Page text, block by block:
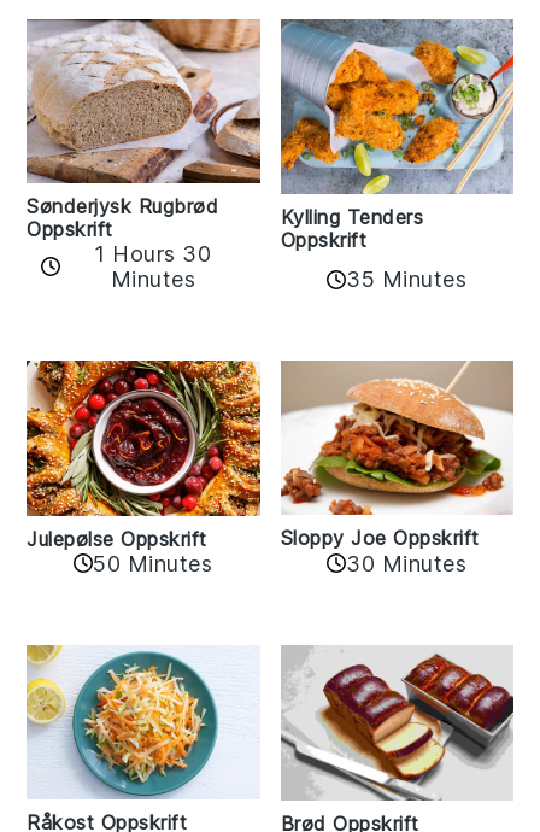
Sønderjysk Rugbrød
Oppskrift
1 Hours 30
Minutes
Kylling Tenders
Oppskrift
35 Minutes
Julepølse Oppskrift
50 Minutes
Sloppy Joe Oppskrift
30 Minutes
Råkost Oppskrift Brød Oppskrift